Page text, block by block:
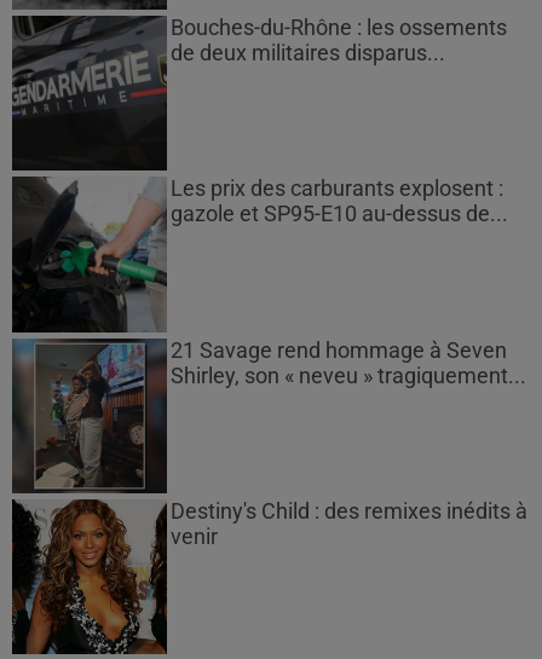
Bouches-du-Rhône : les ossements
de deux militaires disparus...
Les prix des carburants explosent :
gazole et SP95-E10 au-dessus de...
21 Savage rend hommage à Seven
Shirley, son « neveu » tragiquement...
Destiny's Child : des remixes inédits à
venir